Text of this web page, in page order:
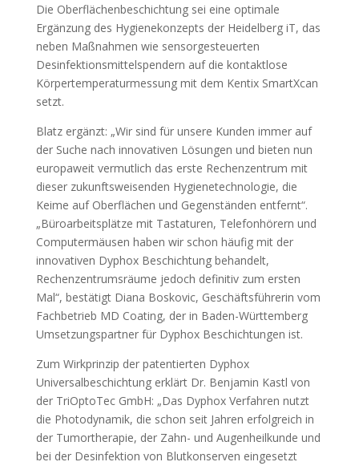
Die Oberflächenbeschichtung sei eine optimale
Ergänzung des Hygienekonzepts der Heidelberg iT, das
neben Maßnahmen wie sensorgesteuerten
Desinfektionsmittelspendern auf die kontaktlose
Körpertemperaturmessung mit dem Kentix SmartXcan
setzt.
Blatz ergänzt: „Wir sind für unsere Kunden immer auf
der Suche nach innovativen Lösungen und bieten nun
europaweit vermutlich das erste Rechenzentrum mit
dieser zukunftsweisenden Hygienetechnologie, die
Keime auf Oberflächen und Gegenständen entfernt“.
„Büroarbeitsplätze mit Tastaturen, Telefonhörern und
Computermäusen haben wir schon häufig mit der
innovativen Dyphox Beschichtung behandelt,
Rechenzentrumsräume jedoch definitiv zum ersten
Mal“, bestätigt Diana Boskovic, Geschäftsführerin vom
Fachbetrieb MD Coating, der in Baden-Württemberg
Umsetzungspartner für Dyphox Beschichtungen ist.
Zum Wirkprinzip der patentierten Dyphox
Universalbeschichtung erklärt Dr. Benjamin Kastl von
der TriOptoTec GmbH: „Das Dyphox Verfahren nutzt
die Photodynamik, die schon seit Jahren erfolgreich in
der Tumortherapie, der Zahn- und Augenheilkunde und
bei der Desinfektion von Blutkonserven eingesetzt